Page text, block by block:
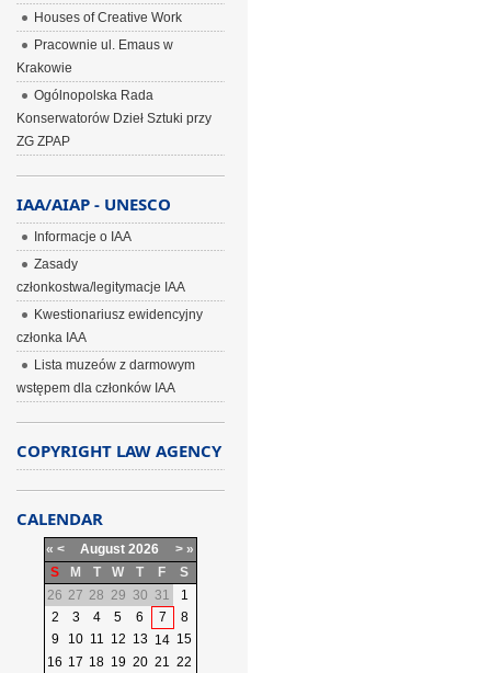
Houses of Creative Work
Pracownie ul. Emaus w
Krakowie
Ogólnopolska Rada
Konserwatorów Dzieł Sztuki przy
ZG ZPAP
IAA/AIAP - UNESCO
Informacje o IAA
Zasady
członkostwa/legitymacje IAA
Kwestionariusz ewidencyjny
członka IAA
Lista muzeów z darmowym
wstępem dla członków IAA
COPYRIGHT LAW AGENCY
CALENDAR
« < August 2026 > »
S
M T W T F
S
26 27 28 29 30 31
1
2
3 4 5 6 7
8
9
10 11 12 13 14 15
16 17 18 19 20 21 22